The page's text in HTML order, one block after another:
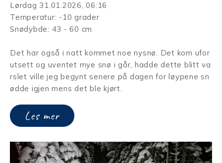
Lørdag 31.01.2026, 06:16
Temperatur: -10 grader
Snødybde: 43 - 60 cm
Det har også i natt kommet noe nysnø. Det kom ufor
utsett og uventet mye snø i går, hadde dette blitt va
rslet ville jeg begynt senere på dagen for løypene sn
ødde igjen mens det ble kjørt.
Les mer